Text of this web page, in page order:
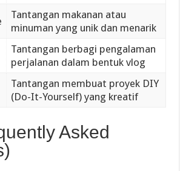
Tantangan makanan atau
minuman yang unik dan menarik
Tantangan berbagi pengalaman
perjalanan dalam bentuk vlog
Tantangan membuat proyek DIY
(Do-It-Yourself) yang kreatif
Asked